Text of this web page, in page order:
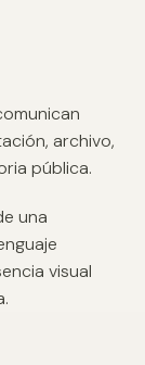
archivo,
pública.
una
visual